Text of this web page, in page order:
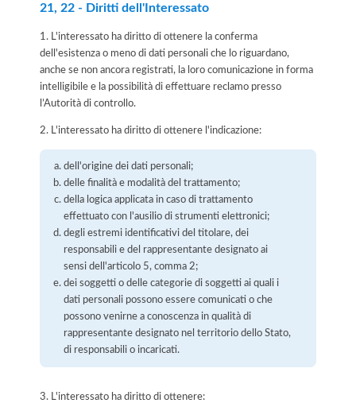
21, 22 - Diritti dell'Interessato
1. L'interessato ha diritto di ottenere la conferma
dell'esistenza o meno di dati personali che lo riguardano,
anche se non ancora registrati, la loro comunicazione in forma
intelligibile e la possibilità di effettuare reclamo presso
l’Autorità di controllo.
2. L'interessato ha diritto di ottenere l'indicazione:
dell'origine dei dati personali;
delle finalità e modalità del trattamento;
della logica applicata in caso di trattamento
effettuato con l'ausilio di strumenti elettronici;
degli estremi identificativi del titolare, dei
responsabili e del rappresentante designato ai
sensi dell'articolo 5, comma 2;
dei soggetti o delle categorie di soggetti ai quali i
dati personali possono essere comunicati o che
possono venirne a conoscenza in qualità di
rappresentante designato nel territorio dello Stato,
di responsabili o incaricati.
3. L'interessato ha diritto di ottenere: